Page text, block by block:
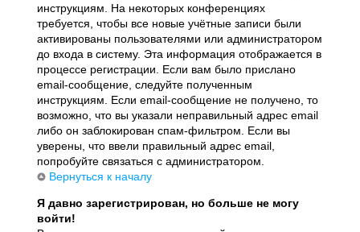
инструкциям. На некоторых конференциях
требуется, чтобы все новые учётные записи были
активированы пользователями или администратором
до входа в систему. Эта информация отображается в
процессе регистрации. Если вам было прислано
email-сообщение, следуйте полученным
инструкциям. Если email-сообщение не получено, то
возможно, что вы указали неправильный адрес email
либо он заблокирован спам-фильтром. Если вы
уверены, что ввели правильный адрес email,
попробуйте связаться с администратором.
Вернуться к началу
Я давно зарегистрирован, но больше не могу
войти!